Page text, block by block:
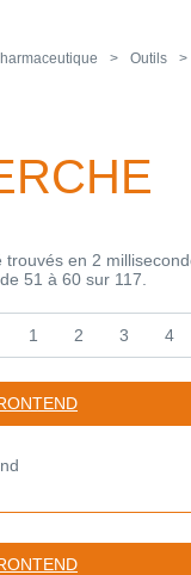
Outils
en 2
51 à 60 sur 117.
1 2 3 4